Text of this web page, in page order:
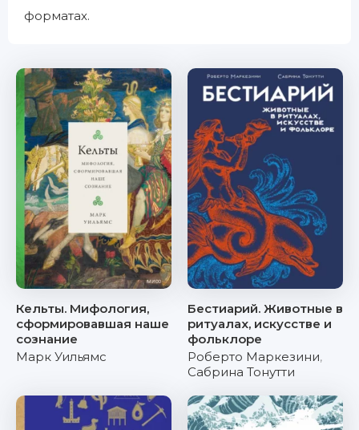
форматах.
Кельты. Мифология,
сформировавшая наше
сознание
Марк Уильямс
Бестиарий. Животные в
ритуалах, искусстве и
фольклоре
Роберто Маркезини,
Сабрина Тонутти